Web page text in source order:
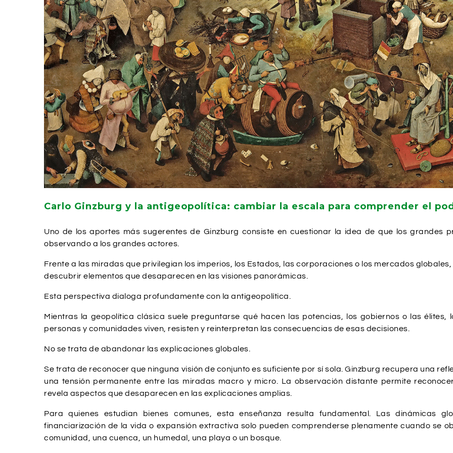
Carlo Ginzburg y la antigeopolítica: cambiar la escala para comprender el
Uno de los aportes más sugerentes de Ginzburg consiste en cuestionar la idea de que los grandes
observando a los grandes actores.
Frente a las miradas que privilegian los imperios, los Estados, las corporaciones o los mercados
descubrir elementos que desaparecen en las visiones panorámicas.
Esta perspectiva dialoga profundamente con la antigeopolítica.
Mientras la geopolítica clásica suele preguntarse qué hacen las potencias, los gobiernos o las
personas y comunidades viven, resisten y reinterpretan las consecuencias de esas decisiones.
No se trata de abandonar las explicaciones globales.
Se trata de reconocer que ninguna visión de conjunto es suficiente por sí sola. Ginzburg recupera una
una tensión permanente entre las miradas macro y micro. La observación distante permite
revela aspectos que desaparecen en las explicaciones amplias.
Para quienes estudian bienes comunes, esta enseñanza resulta fundamental. Las dinámicas
financiarización de la vida o expansión extractiva solo pueden comprenderse plenamente cuando se
comunidad, una cuenca, un humedal, una playa o un bosque.